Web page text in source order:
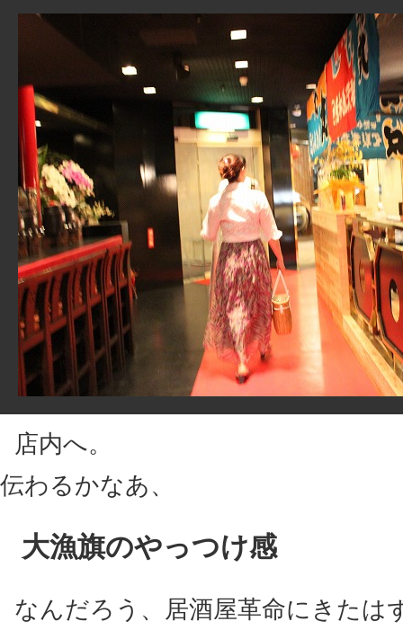
店内へ。
伝わるかなあ、
大漁旗のやっつけ感
なんだろう、居酒屋革命にきたは